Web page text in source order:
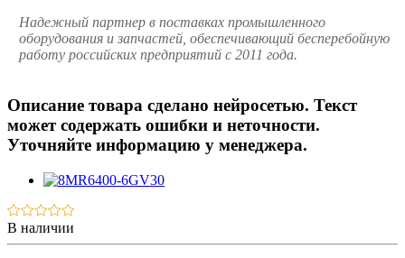
Надежный партнер в поставках промышленного
оборудования и запчастей, обеспечивающий бесперебойную
работу российских предприятий с 2011 года.
Описание товара сделано нейросетью. Текст
может содержать ошибки и неточности.
Уточняйте информацию у менеджера.
В наличии